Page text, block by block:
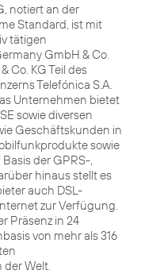
notiert an der
Standard, ist mit
tätigen
GmbH & Co.
Co. KG Teil des
Telefónica S.A.
Unternehmen bietet
sowie diversen
Geschäftskunden in
sowie
der GPRS-,
hinaus stellt es
auch DSL-
zur Verfügung.
Präsenz in 24
von mehr als 316
Welt.